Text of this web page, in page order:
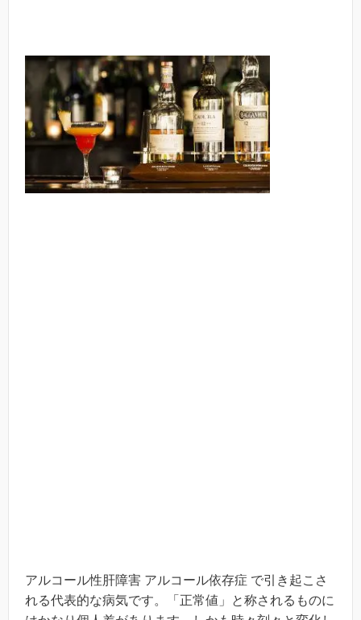
アルコール性肝障害 アルコール依存症 で引き起こさ
れる代表的な病気です。「正常値」と称されるものに